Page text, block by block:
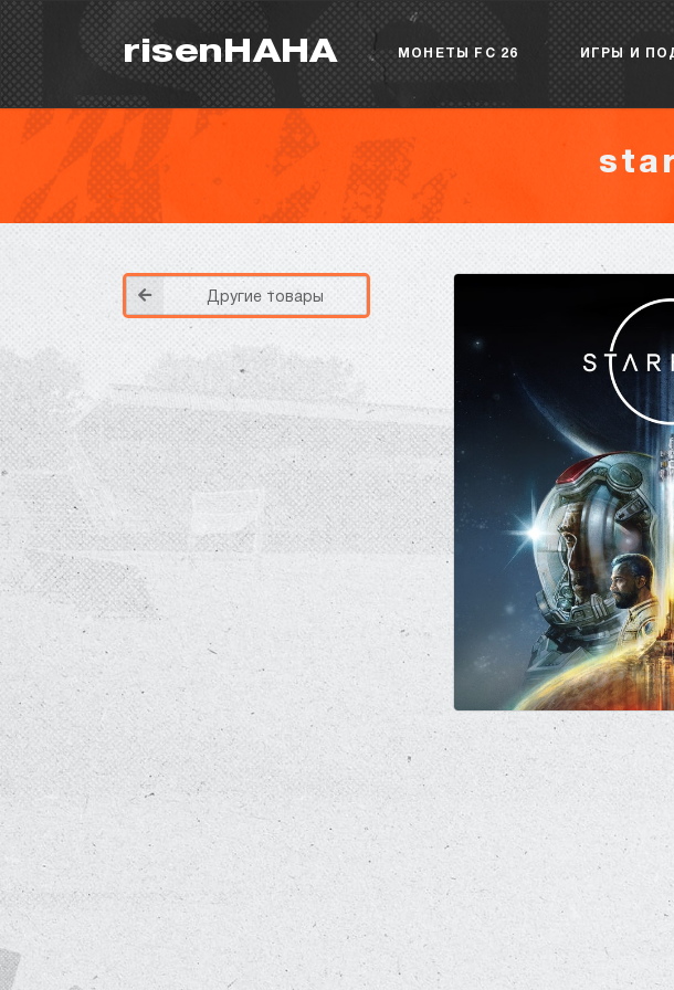
risenHAHA МОНЕТЫ FC 26 ИГРЫ И
Другие товары